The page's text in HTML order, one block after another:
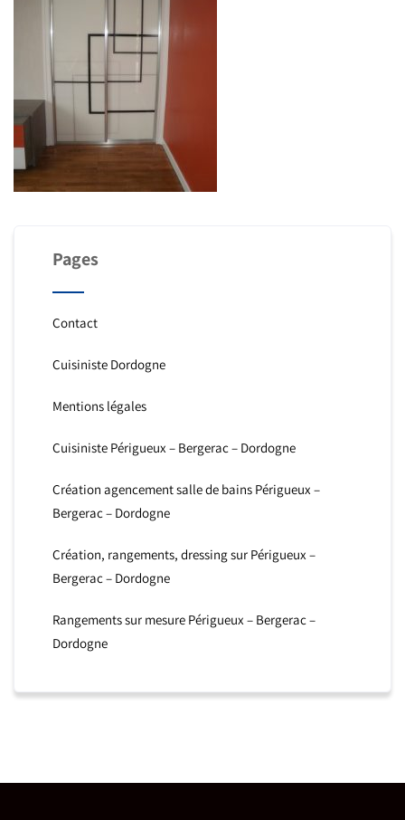
Pages
Contact
Cuisiniste Dordogne
Mentions légales
Cuisiniste Périgueux – Bergerac – Dordogne
Création agencement salle de bains Périgueux –
Bergerac – Dordogne
Création, rangements, dressing sur Périgueux –
Bergerac – Dordogne
Rangements sur mesure Périgueux – Bergerac –
Dordogne